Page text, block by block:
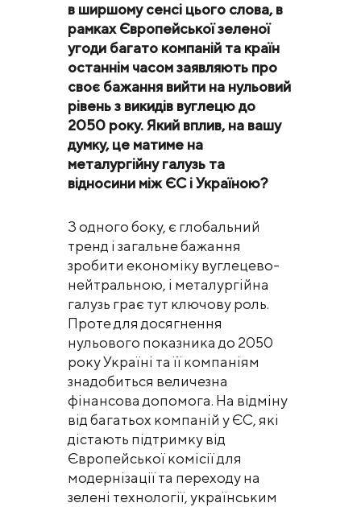
в ширшому сенсі цього слова, в
рамках Європейської зеленої
угоди багато компаній та країн
останнім часом заявляють про
своє бажання вийти на нульовий
рівень з викидів вуглецю до
2050 року. Який вплив, на вашу
думку, це матиме на
металургійну галузь та
відносини між ЄС і Україною?
З одного боку, є глобальний
тренд і загальне бажання
зробити економіку вуглецево-
нейтральною, і металургійна
галузь грає тут ключову роль.
Проте для досягнення
нульового показника до 2050
року Україні та її компаніям
знадобиться величезна
фінансова допомога. На відміну
від багатьох компаній у ЄС, які
дістають підтримку від
Європейської комісії для
модернізації та переходу на
зелені технології, українським